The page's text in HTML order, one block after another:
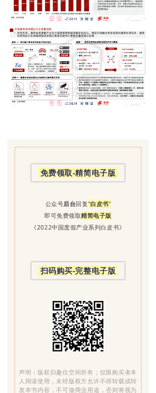
免费领取-精简电子版
公众号后台回复“白皮书”
即可免费领取精简电子版
《2022中国度假产业系列白皮书》
扫码购买-完整电子版
声明：版权归趣住空间所有；仅限购买者本
人阅读使用，未经版权方允许不得转载或转
发本书内容，不可做商业用途，否则将视为